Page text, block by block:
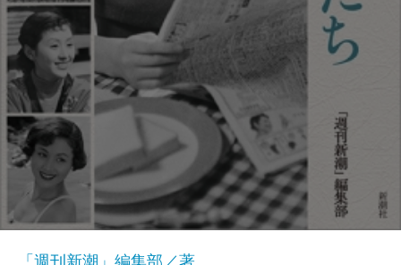
「週刊新潮」編集部／著